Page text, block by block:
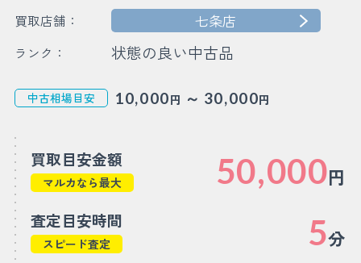
買取店舗： 七条店
ランク： 状態の良い中古品
中古相場目安 10,000円 ～ 30,000円
買取目安金額
マルカなら最大 50,000円
査定目安時間
スピード査定 5分